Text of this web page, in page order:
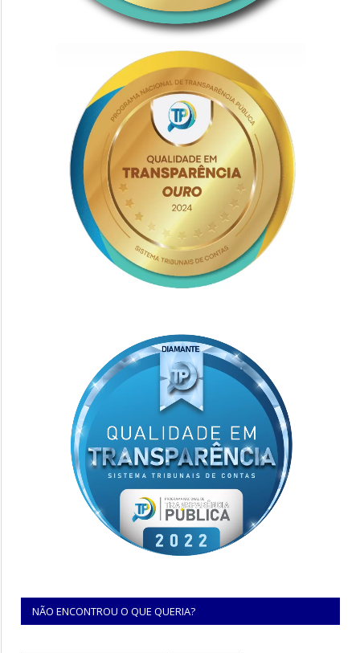
NÃO ENCONTROU O QUE QUERIA?